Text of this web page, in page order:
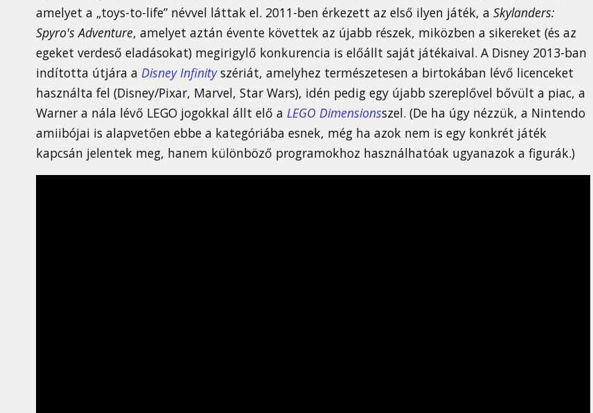
amelyet a „toys-to-life” névvel láttak el. 2011-ben érkezett az első ilyen játék, a Skylanders:
Spyro's Adventure, amelyet aztán évente követtek az újabb részek, miközben a sikereket (és az
egeket verdeső eladásokat) megirigylő konkurencia is előállt saját játékaival. A Disney 2013-ban
indította útjára a Disney Infinityszériát, amelyhez természetesen a birtokában lévő licenceket
használta fel (Disney/Pixar, Marvel, Star Wars), idén pedig egy újabb szereplővel bővült a piac, a
Warner a nála lévő LEGO jogokkal állt elő a LEGO Dimensionsszel. (De ha úgy nézzük, a Nintendo
amiibójai is alapvetően ebbe a kategóriába esnek, még ha azok nem is egy konkrét játék
kapcsán jelentek meg, hanem különböző programokhoz használhatóak ugyanazok a figurák.)